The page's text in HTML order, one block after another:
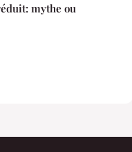
mythe ou